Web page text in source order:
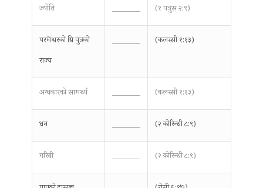
ज्योति ________ (१ पत्रुस २:९)
परमेश्वरको प्रिय पुत्रको
राज्य
________ (कलस्सी १:१३)
अन्धकारको सामर्थ्य ________ (कलस्सी १:१३)
धन ________ (२ कोरिन्थी ८:९)
गरिबी ________ (२ कोरिन्थी ८:९)